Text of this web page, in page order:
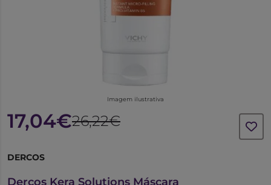
Imagem ilustrativa
17,04€26,22€
DERCOS
Dercos Kera Solutions Máscara